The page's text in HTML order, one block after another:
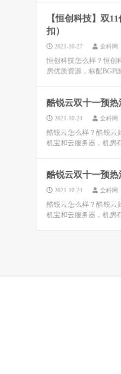
【恒创科技】双
扣）
2021-10-27 全科网
恒创科技怎么样？恒创
房优质资源，标配BGP
酷锐云双十一预热
2021-10-24 全科网
酷锐云怎么样？酷锐云
机宝和云服务器，机房
酷锐云双十一预热
2021-10-24 全科网
酷锐云怎么样？酷锐云
机宝和云服务器，机房